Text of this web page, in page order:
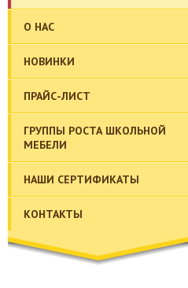
О НАС
НОВИНКИ
ПРАЙС-ЛИСТ
ГРУППЫ РОСТА ШКОЛЬНОЙ
МЕБЕЛИ
НАШИ СЕРТИФИКАТЫ
КОНТАКТЫ